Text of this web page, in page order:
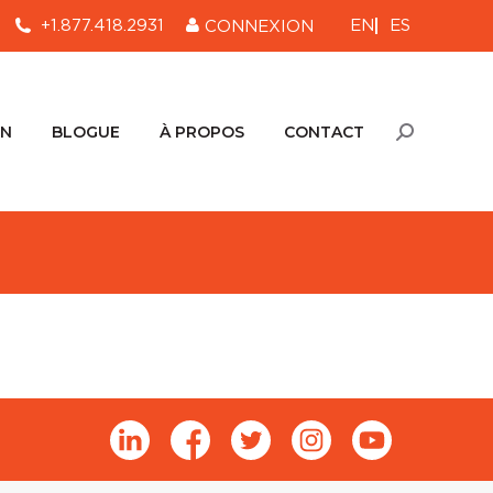
+1.877.418.2931 CONNEXION EN ES
BLOGUE À PROPOS CONTACT
Recherche
BLOGUE À PROPOS CONTACT